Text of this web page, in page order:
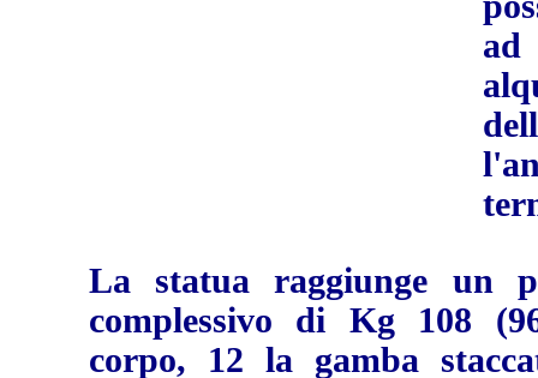
La statua raggiunge un
complessivo di Kg 108
corpo, 12 la gamba